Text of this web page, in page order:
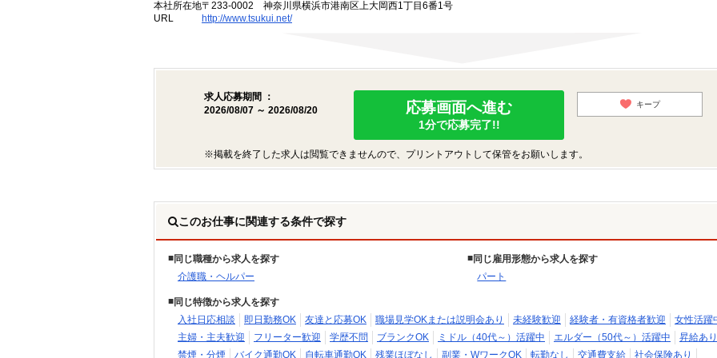
本社所在地〒233-0002 神奈川県横浜市港南区上大岡西1丁目6番1号
URL
http://www.tsukui.net/
求人応募期間 ：
2026/08/07 ～ 2026/08/20
応募画面へ進む
1分で応募完了!!
キープ
※掲載を終了した求人は閲覧できませんので、プリントアウトして保管をお願いします。
このお仕事に関連する条件で探す
同じ職種から求人を探す
介護職・ヘルパー
同じ雇用形態から求人を探す
パート
同じ特徴から求人を探す
入社日応相談
即日勤務OK 友達と応募OK 職場見学OKまたは説明会あり 未経験歓迎 経験者・有資格者歓迎
女性活躍
主婦・主夫歓迎
フリーター歓迎 学歴不問 ブランクOK ミドル（40代～）活躍中 エルダー（50代～）活躍中
昇給あり
禁煙・分煙
バイク通勤OK 自転車通勤OK 残業ほぼなし 副業・WワークOK 転勤なし 交通費支給 社会保険あり